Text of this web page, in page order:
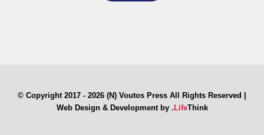
© Copyright 2017 - 2026 (N) Voutos Press All Rights Reserved |
Web Design & Development by . LifeThink